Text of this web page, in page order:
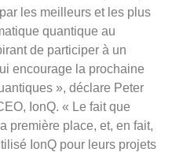
les meilleurs et les plus
quantique au
de participer à un
encourage la prochaine
», déclare Peter
IonQ. « Le fait que
première place, et, en fait,
IonQ pour leurs projets